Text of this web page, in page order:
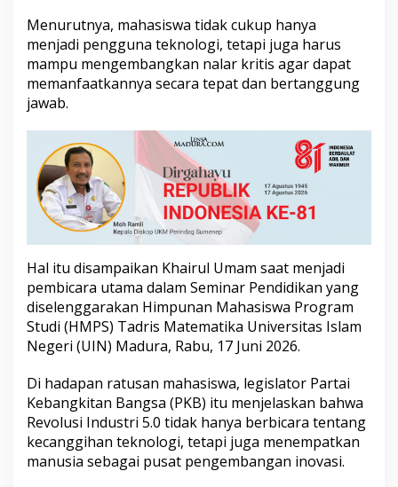
a
r
u
s
K
s
i
d
a
n
N
a
l
a
r
K
t
i
s
d
E
Menurutnya, mahasiswa tidak cukup hanya
menjadi pengguna teknologi, tetapi juga harus
mampu mengembangkan nalar kritis agar dapat
memanfaatkannya secara tepat dan bertanggung
jawab.
Hal itu disampaikan Khairul Umam saat menjadi
pembicara utama dalam Seminar Pendidikan yang
diselenggarakan Himpunan Mahasiswa Program
Studi (HMPS) Tadris Matematika Universitas Islam
Negeri (UIN) Madura, Rabu, 17 Juni 2026.
Di hadapan ratusan mahasiswa, legislator Partai
Kebangkitan Bangsa (PKB) itu menjelaskan bahwa
Revolusi Industri 5.0 tidak hanya berbicara tentang
kecanggihan teknologi, tetapi juga menempatkan
manusia sebagai pusat pengembangan inovasi.